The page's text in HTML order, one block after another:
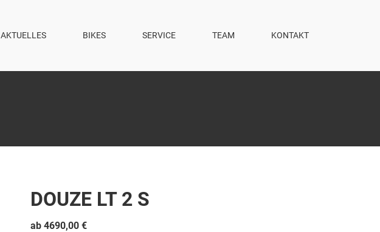
AKTUELLES BIKES SERVICE TEAM KONTAKT
DOUZE LT 2 S
ab 4690,00 €